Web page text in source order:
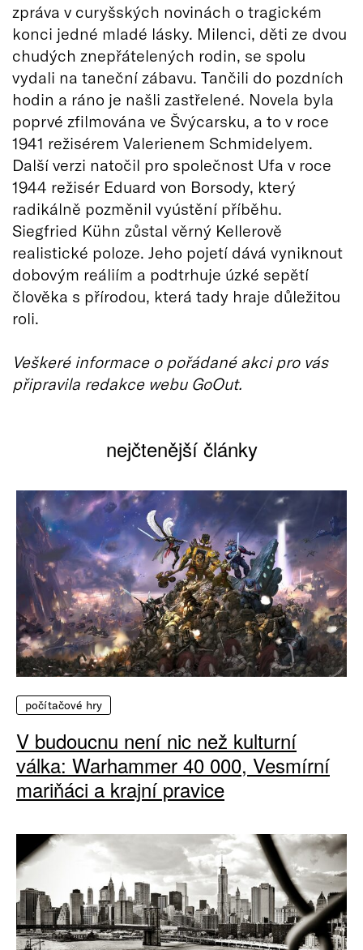
zpráva v curyšských novinách o tragickém
konci jedné mladé lásky. Milenci, děti ze dvou
chudých znepřátelených rodin, se spolu
vydali na taneční zábavu. Tančili do pozdních
hodin a ráno je našli zastřelené. Novela byla
poprvé zfilmována ve Švýcarsku, a to v roce
1941 režisérem Valerienem Schmidelyem.
Další verzi natočil pro společnost Ufa v roce
1944 režisér Eduard von Borsody, který
radikálně pozměnil vyústění příběhu.
Siegfried Kühn zůstal věrný Kellerově
realistické poloze. Jeho pojetí dává vyniknout
dobovým reáliím a podtrhuje úzké sepětí
člověka s přírodou, která tady hraje důležitou
roli.
Veškeré informace o pořádané akci pro vás
připravila redakce webu GoOut.
nejčtenější články
počítačové hry
V budoucnu není nic než kulturní
válka: Warhammer 40 000, Vesmírní
mariňáci a krajní pravice